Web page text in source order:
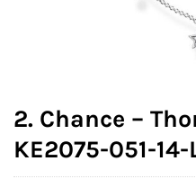
2. Chance –
KE2075-051-